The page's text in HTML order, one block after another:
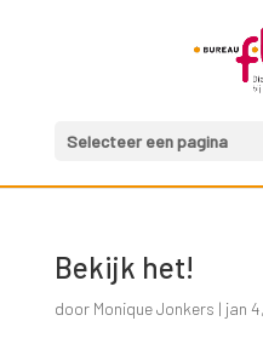
Selecteer een pagina
Bekijk het!
door Monique Jonkers | jan